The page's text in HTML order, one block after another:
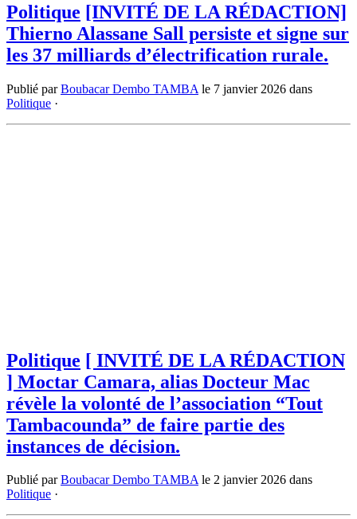
Politique [INVITÉ DE LA RÉDACTION]
Thierno Alassane Sall persiste et signe sur
les 37 milliards d’électrification rurale.
Publié parBoubacar Dembo TAMBA le 7 janvier 2026 dans
Politique ·
Politique [ INVITÉ DE LA RÉDACTION
] Moctar Camara, alias Docteur Mac
révèle la volonté de l’association “Tout
Tambacounda” de faire partie des
instances de décision.
Publié parBoubacar Dembo TAMBAle 2 janvier 2026 dans
Politique ·